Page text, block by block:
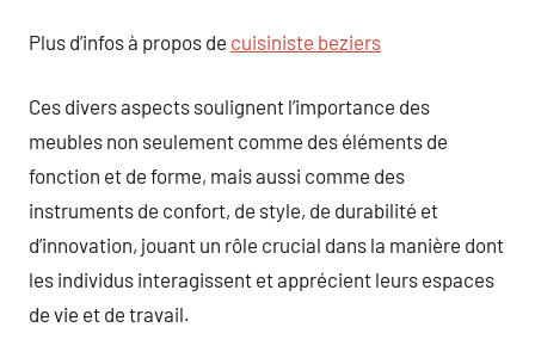
Plus d’infos à propos de cuisiniste beziers
Ces divers aspects soulignent l’importance des
meubles non seulement comme des éléments de
fonction et de forme, mais aussi comme des
instruments de confort, de style, de durabilité et
d’innovation, jouant un rôle crucial dans la manière dont
les individus interagissent et apprécient leurs espaces
de vie et de travail.